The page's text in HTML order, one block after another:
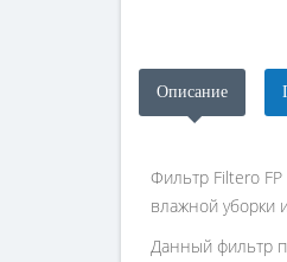
Описание
Фильтр Filtero
влажной уборки
Данный фильтр